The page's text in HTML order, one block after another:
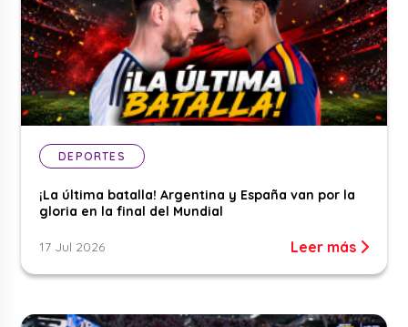
DEPORTES
¡La última batalla! Argentina y España van por la
gloria en la final del Mundial
17 Jul 2026 Leer más